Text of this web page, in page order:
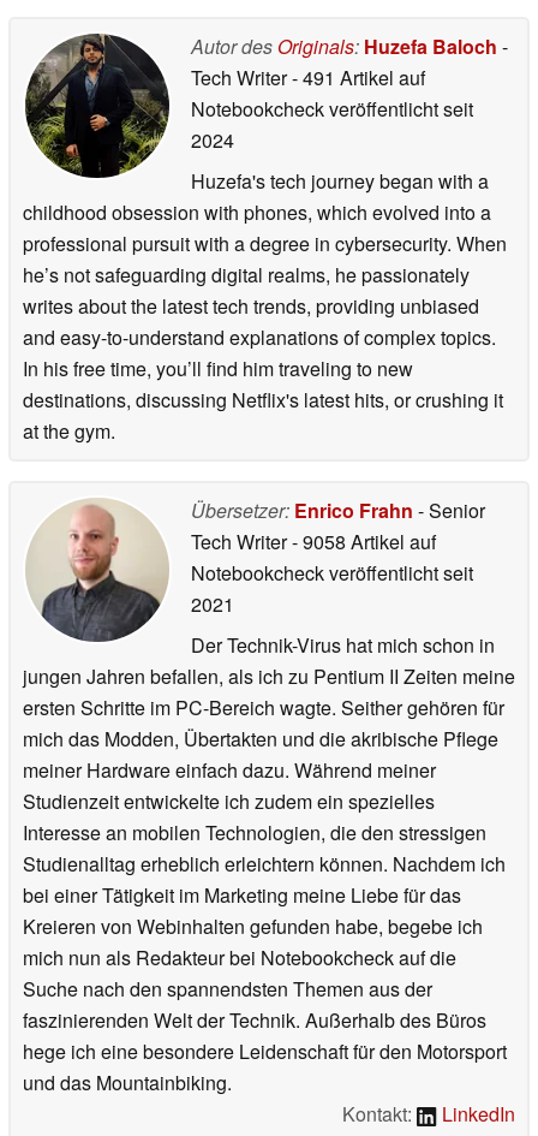
Autor des Originals: Huzefa Baloch -
Tech Writer- 491 Artikel auf
Notebookcheck veröffentlichtseit
2024
Huzefa's tech journey began with a
childhood obsession with phones, which evolved into a
professional pursuit with a degree in cybersecurity. When
he’s not safeguarding digital realms, he passionately
writes about the latest tech trends, providing unbiased
and easy-to-understand explanations of complex topics.
In his free time, you’ll find him traveling to new
destinations, discussing Netflix's latest hits, or crushing it
at the gym.
Übersetzer: Enrico Frahn - Senior
Tech Writer- 9058 Artikel auf
Notebookcheck veröffentlichtseit
2021
Der Technik-Virus hat mich schon in
jungen Jahren befallen, als ich zu Pentium II Zeiten meine
ersten Schritte im PC-Bereich wagte. Seither gehören für
mich das Modden, Übertakten und die akribische Pflege
meiner Hardware einfach dazu. Während meiner
Studienzeit entwickelte ich zudem ein spezielles
Interesse an mobilen Technologien, die den stressigen
Studienalltag erheblich erleichtern können. Nachdem ich
bei einer Tätigkeit im Marketing meine Liebe für das
Kreieren von Webinhalten gefunden habe, begebe ich
mich nun als Redakteur bei Notebookcheck auf die
Suche nach den spannendsten Themen aus der
faszinierenden Welt der Technik. Außerhalb des Büros
hege ich eine besondere Leidenschaft für den Motorsport
und das Mountainbiking.
Kontakt:
LinkedIn